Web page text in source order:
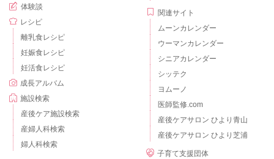
体験談
レシピ
離乳食レシピ
妊娠食レシピ
妊活食レシピ
成長アルバム
施設検索
産後ケア施設検索
産婦人科検索
婦人科検索
関連サイト
ムーンカレンダー
ウーマンカレンダー
シニアカレンダー
シッテク
ヨムーノ
医師監修.com
産後ケアサロン ひより青山
産後ケアサロン ひより芝浦
子育て支援団体